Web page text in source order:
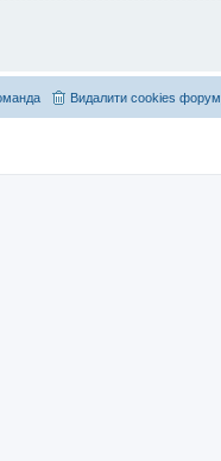
Видалити cookies